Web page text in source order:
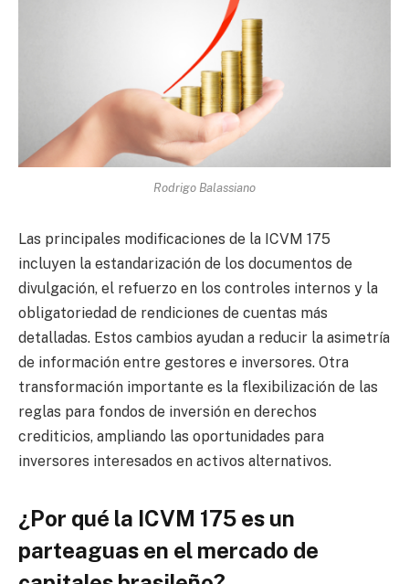
Rodrigo Balassiano
Las principales modificaciones de la ICVM 175
incluyen la estandarización de los documentos de
divulgación, el refuerzo en los controles internos y la
obligatoriedad de rendiciones de cuentas más
detalladas. Estos cambios ayudan a reducir la asimetría
de información entre gestores e inversores. Otra
transformación importante es la flexibilización de las
reglas para fondos de inversión en derechos
crediticios, ampliando las oportunidades para
inversores interesados en activos alternativos.
¿Por qué la ICVM 175 es un
parteaguas en el mercado de